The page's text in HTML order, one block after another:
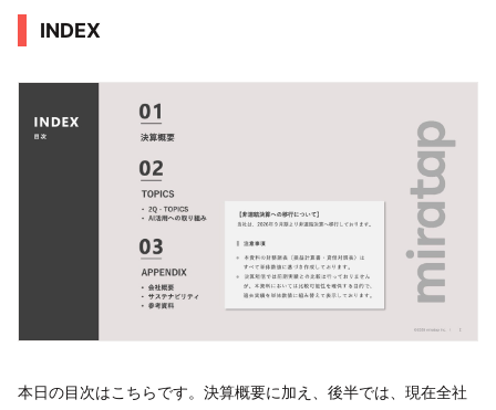
INDEX
本日の目次はこちらです。決算概要に加え、後半では、現在全社